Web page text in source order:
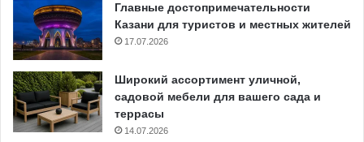
Главные достопримечательности
Казани для туристов и местных жителей
17.07.2026
Широкий ассортимент уличной,
садовой мебели для вашего сада и
террасы
14.07.2026